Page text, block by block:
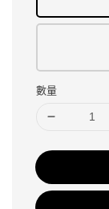
數量